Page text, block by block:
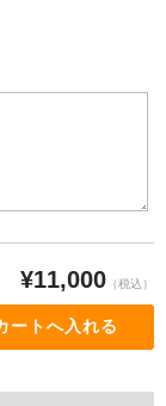
¥11,000 （税込）